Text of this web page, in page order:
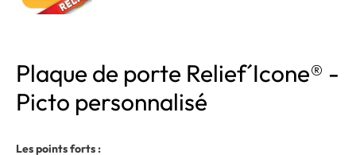
Plaque de porte Relief´Icone® -
Picto personnalisé
Les points forts :